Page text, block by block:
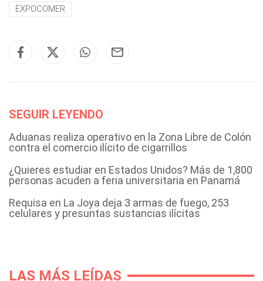
EXPOCOMER
SEGUIR LEYENDO
Aduanas realiza operativo en la Zona Libre de Colón
contra el comercio ilícito de cigarrillos
¿Quieres estudiar en Estados Unidos? Más de 1,800
personas acuden a feria universitaria en Panamá
Requisa en La Joya deja 3 armas de fuego, 253
celulares y presuntas sustancias ilícitas
LAS MÁS LEÍDAS